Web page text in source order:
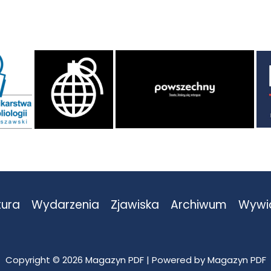
Wydarzenia Zjawiska Archiwum
Copyright © 2026 Magazyn PDF | Powered by Magazyn PDF